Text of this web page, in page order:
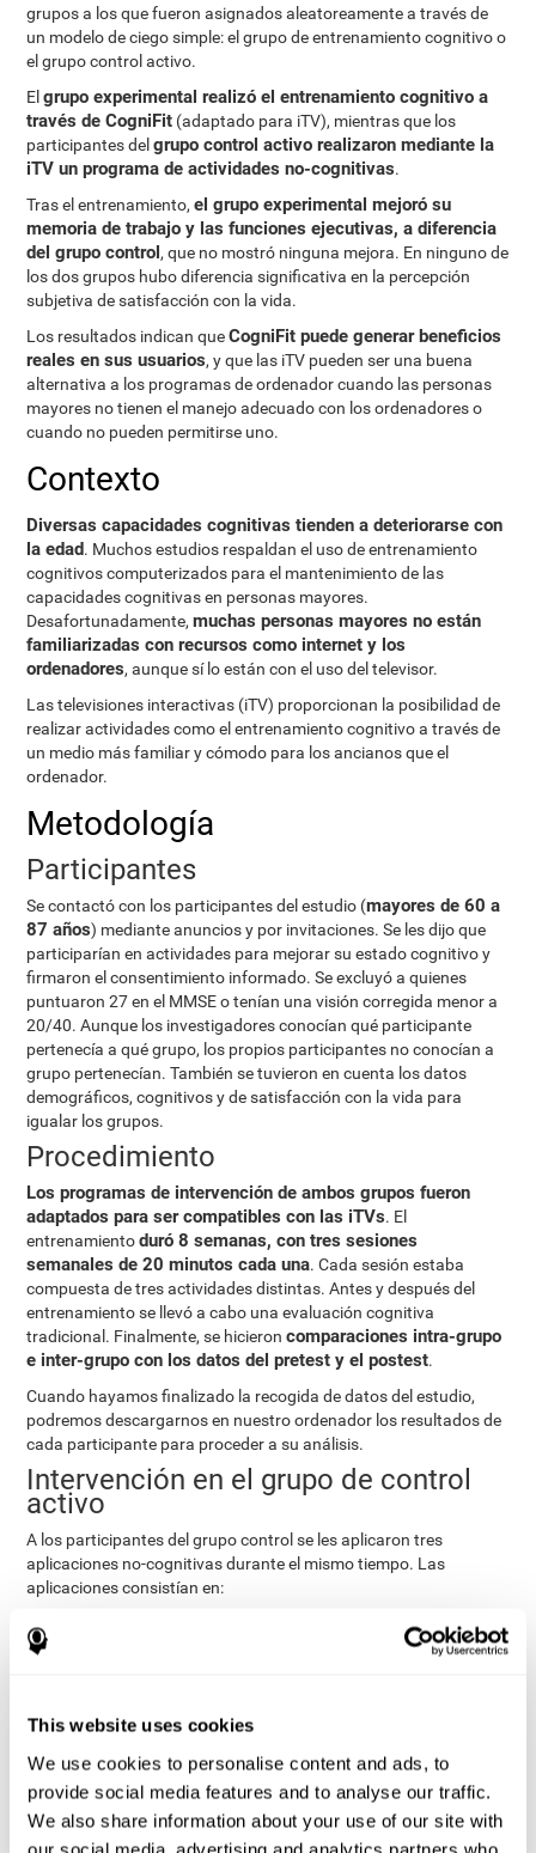
This website uses cookies
We use cookies to personalise content and ads, to
provide social media features and to analyse our traffic.
We also share information about your use of our site with
our social media, advertising and analytics partners who
grupos a los que fueron asignados aleatoreamente a través de
un modelo de ciego simple: el grupo de entrenamiento cognitivo o
el grupo control activo.
Elgrupo experimental realizó el entrenamiento cognitivo a
través de CogniFit (adaptado para iTV), mientras que los
participantes delgrupo control activo realizaron mediante la
iTV un programa de actividades no-cognitivas.
Tras el entrenamiento,el grupo experimental mejoró su
memoria de trabajo y las funciones ejecutivas, a diferencia
del grupo control, que no mostró ninguna mejora. En ninguno de
los dos grupos hubo diferencia significativa en la percepción
subjetiva de satisfacción con la vida.
Los resultados indican queCogniFit puede generar beneficios
reales en sus usuarios, y que las iTV pueden ser una buena
alternativa a los programas de ordenador cuando las personas
mayores no tienen el manejo adecuado con los ordenadores o
cuando no pueden permitirse uno.
Contexto
Diversas capacidades cognitivas tienden a deteriorarse con
la edad. Muchos estudios respaldan el uso de entrenamiento
cognitivos computerizados para el mantenimiento de las
capacidades cognitivas en personas mayores.
Desafortunadamente,muchas personas mayores no están
familiarizadas con recursos como internet y los
ordenadores, aunque sí lo están con el uso del televisor.
Las televisiones interactivas (iTV) proporcionan la posibilidad de
realizar actividades como el entrenamiento cognitivo a través de
un medio más familiar y cómodo para los ancianos que el
ordenador.
Metodología
Participantes
Se contactó con los participantes del estudio (mayores de 60 a
87 años) mediante anuncios y por invitaciones. Se les dijo que
participarían en actividades para mejorar su estado cognitivo y
firmaron el consentimiento informado. Se excluyó a quienes
puntuaron 27 en el MMSE o tenían una visión corregida menor a
20/40. Aunque los investigadores conocían qué participante
pertenecía a qué grupo, los propios participantes no conocían a
grupo pertenecían. También se tuvieron en cuenta los datos
demográficos, cognitivos y de satisfacción con la vida para
igualar los grupos.
Procedimiento
Los programas de intervención de ambos grupos fueron
adaptados para ser compatibles con las iTVs. El
entrenamientoduró 8 semanas, con tres sesiones
semanales de 20 minutos cada una. Cada sesión estaba
compuesta de tres actividades distintas. Antes y después del
entrenamiento se llevó a cabo una evaluación cognitiva
tradicional. Finalmente, se hicieroncomparaciones intra-grupo
e inter-grupo con los datos del pretest y el postest.
Cuando hayamos finalizado la recogida de datos del estudio,
podremos descargarnos en nuestro ordenador los resultados de
cada participante para proceder a su análisis.
Intervención en el grupo de control
activo
A los participantes del grupo control se les aplicaron tres
aplicaciones no-cognitivas durante el mismo tiempo. Las
aplicaciones consistían en:
Recomponer las historias familiares a través de hitos
relevantes en la vida, como bodas, nacimientos o viajes.
Evaluaciones Pre y Post
Para medir la línea base (evaluación Pre) y el estado cognitivo
tras las intervenciones (evaluación Post), se les aplicó a los